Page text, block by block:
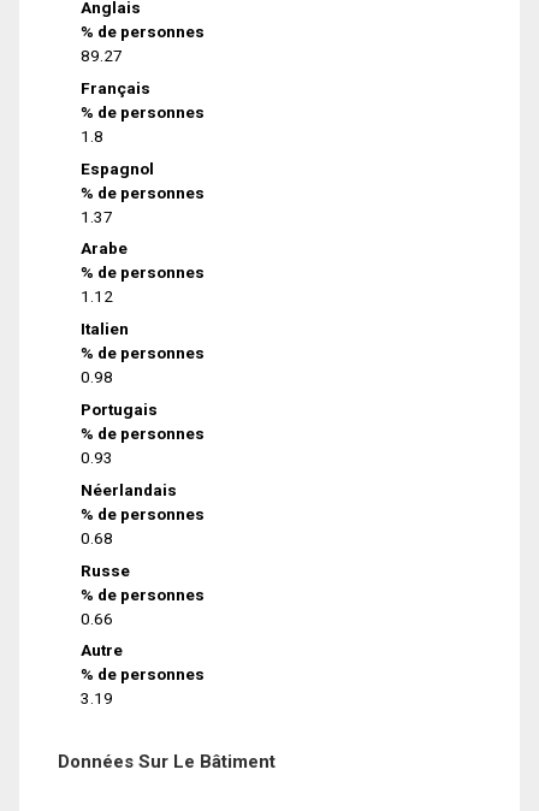
Anglais
% de personnes
89.27
Français
% de personnes
1.8
Espagnol
% de personnes
1.37
Arabe
% de personnes
1.12
Italien
% de personnes
0.98
Portugais
% de personnes
0.93
Néerlandais
% de personnes
0.68
Russe
% de personnes
0.66
Autre
% de personnes
3.19
Données Sur Le Bâtiment